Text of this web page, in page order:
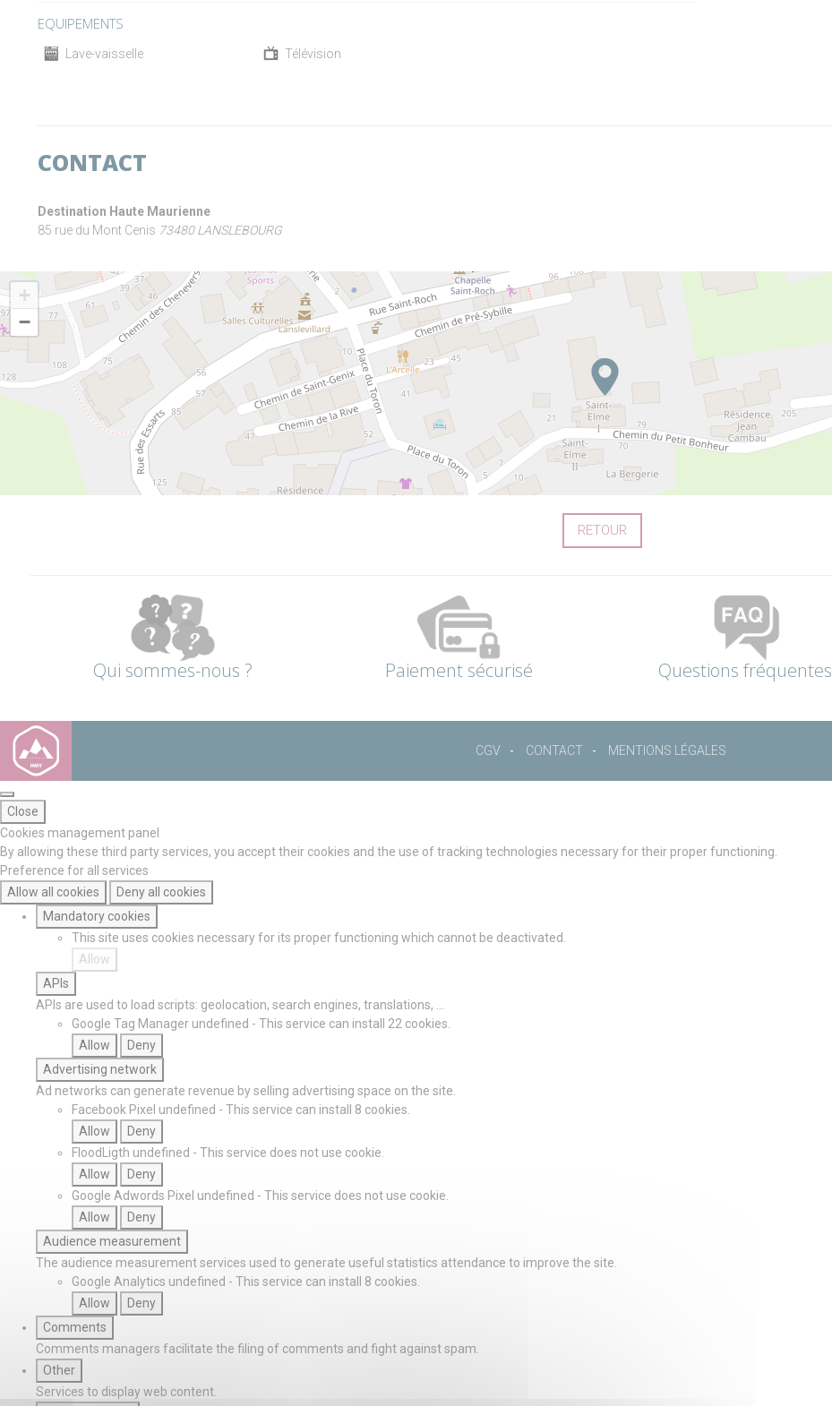
EQUIPEMENTS
Lave-vaisselle Télévision
CONTACT
Destination Haute Maurienne
85 rue du Mont Cenis 73480 LANSLEBOURG
+
−
RETOUR
Qui sommes-nous ? Paiement sécurisé Questions fréquentes
CGV CONTACT MENTIONS LÉGALES
Close
Cookies management panel
By allowing these third party services, you accept their cookies and the use of tracking technologies necessary for their proper functioning.
Preference for all services
Allow all cookies
Deny all cookies
Mandatory cookies
This site uses cookies necessary for its proper functioning which cannot be deactivated.
Allow
APIs
APIs are used to load scripts: geolocation, search engines, translations, ...
Google Tag Manager undefined - This service can install 22 cookies.
Allow
Deny
Advertising network
Ad networks can generate revenue by selling advertising space on the site.
Facebook Pixel undefined - This service can install 8 cookies.
Allow
Deny
FloodLigth undefined - This service does not use cookie.
Allow
Deny
Google Adwords Pixel undefined - This service does not use cookie.
Allow
Deny
Audience measurement
The audience measurement services used to generate useful statistics attendance to improve the site.
Google Analytics undefined - This service can install 8 cookies.
Allow
Deny
Comments
Comments managers facilitate the filing of comments and fight against spam.
Other
Services to display web content.